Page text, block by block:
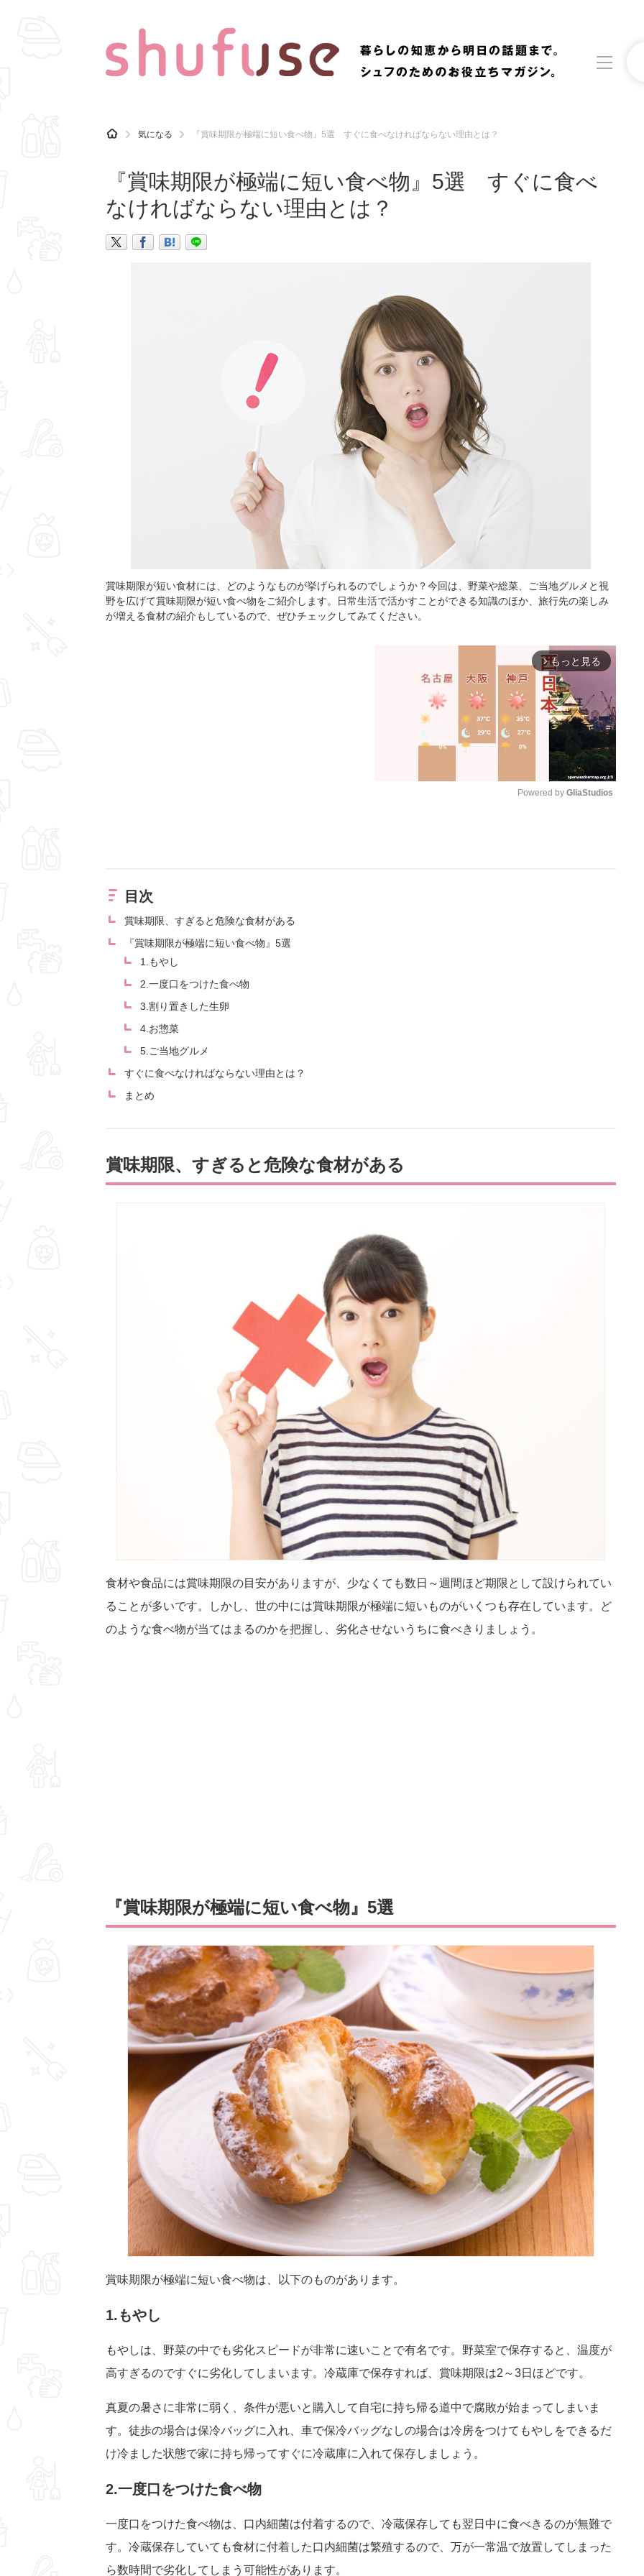
CATEGORY 記事カテゴリ
マナー 趣味 食材辞典 おすすめ
H
O
気になる 『賞味期限が極端に短い食べ物』5選 すぐに食べなければならない理由とは？
『賞味期限が極端に短い食べ物』5選 すぐに食べ
なければならない理由とは？
賞味期限が短い食材には、どのようなものが挙げられるのでしょうか？今回は、野菜や総菜、ご当地グルメと視
野を広げて賞味期限が短い食べ物をご紹介します。日常生活で活かすことができる知識のほか、旅行先の楽しみ
が増える食材の紹介もしているので、ぜひチェックしてみてください。
arrow_forward_ios もっと見る
Powered by GliaStudios
目次
賞味期限、すぎると危険な食材がある
『賞味期限が極端に短い食べ物』5選
1.もやし
2.一度口をつけた食べ物
3.割り置きした生卵
4.お惣菜
5.ご当地グルメ
すぐに食べなければならない理由とは？
まとめ
賞味期限、すぎると危険な食材がある
食材や食品には賞味期限の目安がありますが、少なくても数日～週間ほど期限として設けられてい
ることが多いです。しかし、世の中には賞味期限が極端に短いものがいくつも存在しています。ど
のような食べ物が当てはまるのかを把握し、劣化させないうちに食べきりましょう。
『賞味期限が極端に短い食べ物』5選
賞味期限が極端に短い食べ物は、以下のものがあります。
1.もやし
もやしは、野菜の中でも劣化スピードが非常に速いことで有名です。野菜室で保存すると、温度が
高すぎるのですぐに劣化してしまいます。冷蔵庫で保存すれば、賞味期限は2～3日ほどです。
真夏の暑さに非常に弱く、条件が悪いと購入して自宅に持ち帰る道中で腐敗が始まってしまいま
す。徒歩の場合は保冷バッグに入れ、車で保冷バッグなしの場合は冷房をつけてもやしをできるだ
け冷ました状態で家に持ち帰ってすぐに冷蔵庫に入れて保存しましょう。
2.一度口をつけた食べ物
一度口をつけた食べ物は、口内細菌は付着するので、冷蔵保存しても翌日中に食べきるのが無難で
す。冷蔵保存していても食材に付着した口内細菌は繁殖するので、万が一常温で放置してしまった
ら数時間で劣化してしまう可能性があります。